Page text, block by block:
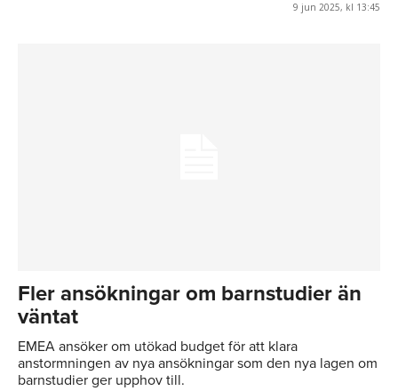
9 jun 2025, kl 13:45
Fler ansökningar om barnstudier än
väntat
EMEA ansöker om utökad budget för att klara
anstormningen av nya ansökningar som den nya lagen om
barnstudier ger upphov till.